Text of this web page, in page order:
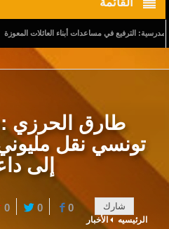
في مساعدات أبناء العائلات المعوزة
طارق الحرزي
تونسي نقل
إلى
شارك 0
0
0
الرئيسيه الأخبار